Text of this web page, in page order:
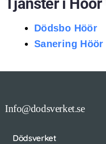
Tjänster i Höör
Dödsbo Höör
Sanering Höör
Info@dodsverket.se
Dödsverket